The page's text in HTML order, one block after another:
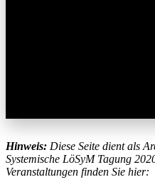
„Lösungen lauern
lösungsorientierte
Leben und einer
Hinweis: Diese Seite dient als
Systemische LöSyM Tagung
Veranstaltungen finden Sie hier: